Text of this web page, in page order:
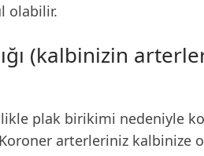
olabilir.
(kalbinizin
plak birikimi nedeniyle
Koroner arterleriniz kalbinize